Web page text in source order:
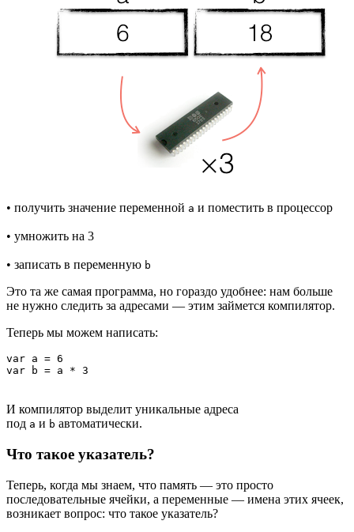
• получить значение переменной a и поместить в процессор
• умножить на 3
• записать в переменную b
Это та же самая программа, но гораздо удобнее: нам больше
не нужно следить за адресами — этим займется компилятор.
Теперь мы можем написать:
var a = 6
И компилятор выделит уникальные адреса
под a и b автоматически.
Что такое указатель?
Теперь, когда мы знаем, что память — это просто
последовательные ячейки, а переменные — имена этих ячеек,
возникает вопрос: что такое указатель?